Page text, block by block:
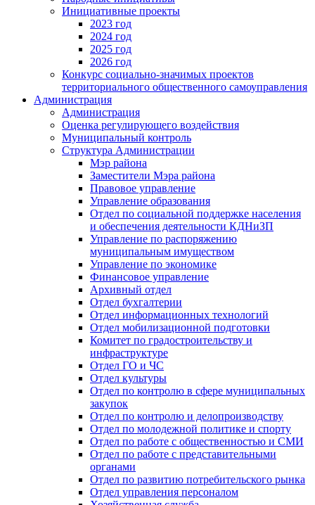
Инициативные проекты
2023 год
2024 год
2025 год
2026 год
Конкурс социально-значимых проектов
территориального общественного самоуправления
Администрация
Администрация
Оценка регулирующего воздействия
Муниципальный контроль
Структура Администрации
Мэр района
Заместители Мэра района
Правовое управление
Управление образования
Отдел по социальной поддержке населения
и обеспечения деятельности КДНиЗП
Управление по распоряжению
муниципальным имуществом
Управление по экономике
Финансовое управление
Архивный отдел
Отдел бухгалтерии
Отдел информационных технологий
Отдел мобилизационной подготовки
Комитет по градостроительству и
инфраструктуре
Отдел ГО и ЧС
Отдел культуры
Отдел по контролю в сфере муниципальных
закупок
Отдел по контролю и делопроизводству
Отдел по молодежной политике и спорту
Отдел по работе с общественностью и СМИ
Отдел по работе с представительными
органами
Отдел по развитию потребительского рынка
Отдел управления персоналом